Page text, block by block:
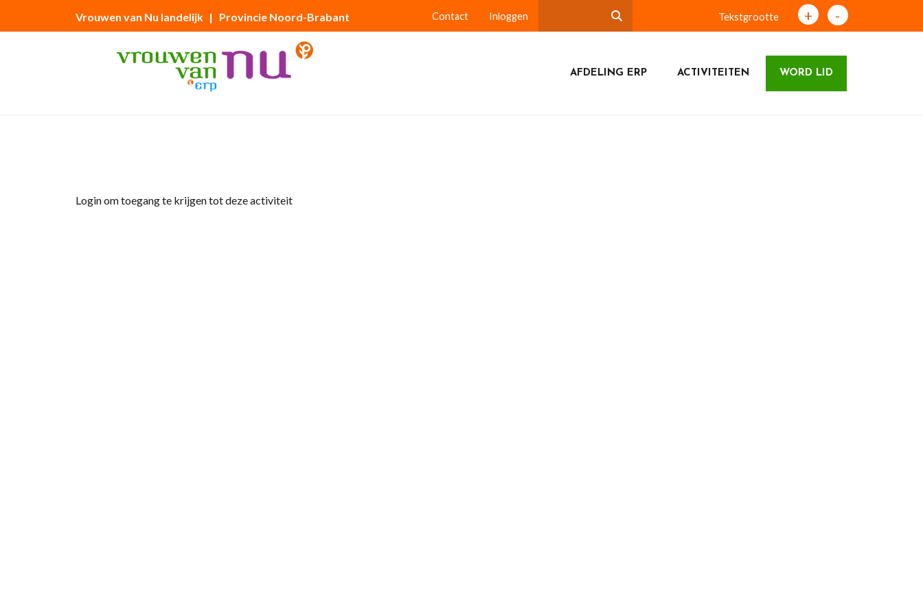
Vrouwen van Nu landelijk | Provincie Noord-Brabant Contact Inloggen Tekstgrootte + -
AFDELING ERP ACTIVITEITEN WORD LID
Login om toegang te krijgen tot deze activiteit